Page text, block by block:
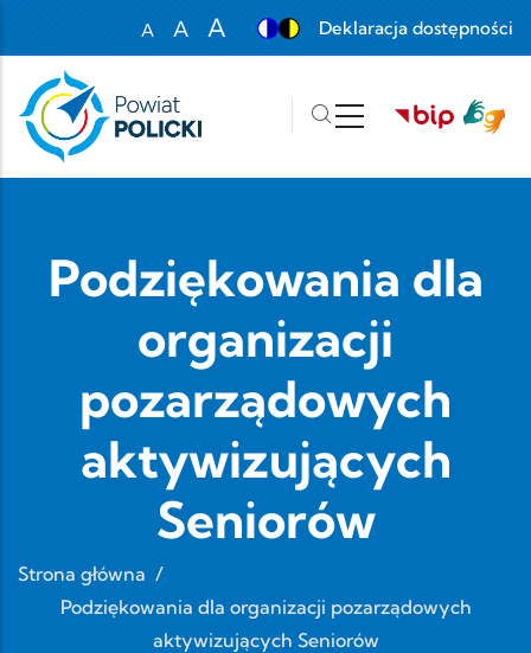
A
Set font size to 100%
A
A
Deklaracja dostępności
Podziękowania dla
organizacji
pozarządowych
aktywizujących
Seniorów
Strona główna /
Podziękowania dla organizacji pozarządowych
aktywizujących Seniorów